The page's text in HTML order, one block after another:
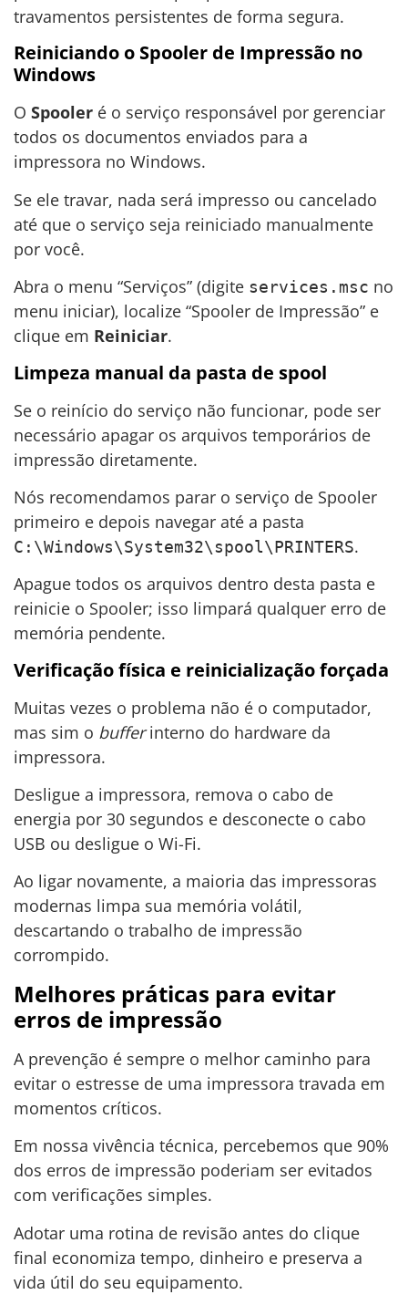
travamentos persistentes de forma segura.
Reiniciando o Spooler de Impressão no
Windows
O Spooler é o serviço responsável por gerenciar
todos os documentos enviados para a
impressora no Windows.
Se ele travar, nada será impresso ou cancelado
até que o serviço seja reiniciado manualmente
por você.
Abra o menu “Serviços” (digite services.msc no
menu iniciar), localize “Spooler de Impressão” e
clique em Reiniciar.
Limpeza manual da pasta de spool
Se o reinício do serviço não funcionar, pode ser
necessário apagar os arquivos temporários de
impressão diretamente.
Nós recomendamos parar o serviço de Spooler
primeiro e depois navegar até a pasta
C:\Windows\System32\spool\PRINTERS.
Apague todos os arquivos dentro desta pasta e
reinicie o Spooler; isso limpará qualquer erro de
memória pendente.
Verificação física e reinicialização forçada
Muitas vezes o problema não é o computador,
mas sim o bufferinterno do hardware da
impressora.
Desligue a impressora, remova o cabo de
energia por 30 segundos e desconecte o cabo
USB ou desligue o Wi-Fi.
Ao ligar novamente, a maioria das impressoras
modernas limpa sua memória volátil,
descartando o trabalho de impressão
corrompido.
Melhores práticas para evitar
erros de impressão
A prevenção é sempre o melhor caminho para
evitar o estresse de uma impressora travada em
momentos críticos.
Em nossa vivência técnica, percebemos que 90%
dos erros de impressão poderiam ser evitados
com verificações simples.
Adotar uma rotina de revisão antes do clique
final economiza tempo, dinheiro e preserva a
vida útil do seu equipamento.